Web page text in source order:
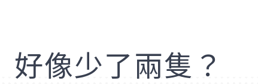
好像少了兩隻？